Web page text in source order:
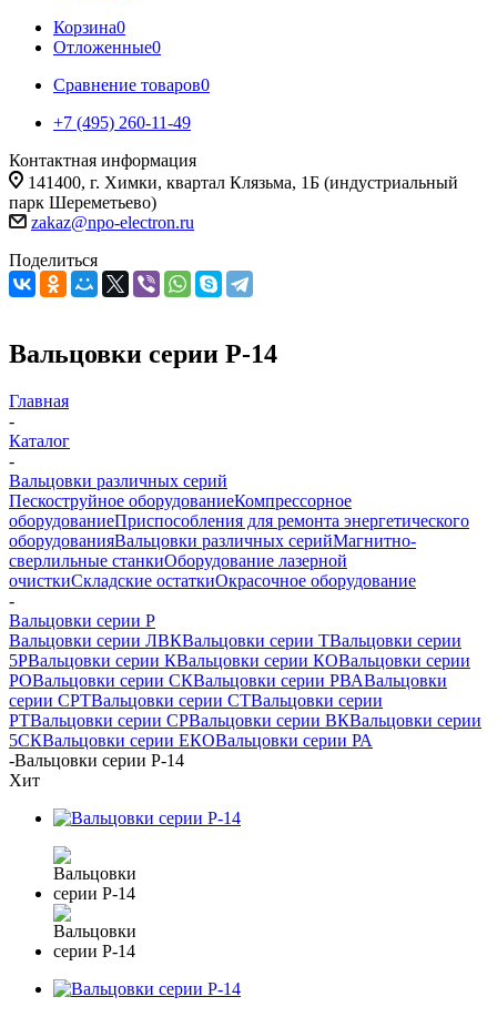
Корзина0
Отложенные0
Сравнение товаров0
+7 (495) 260-11-49
Контактная информация
141400, г. Химки, квартал Клязьма, 1Б (индустриальный
парк Шереметьево)
zakaz@npo-electron.ru
Поделиться
Вальцовки серии Р-14
Главная
-
Каталог
-
Вальцовки различных серий
Пескоструйное оборудованиеКомпрессорное
оборудованиеПриспособления для ремонта энергетического
оборудованияВальцовки различных серийМагнитно-
сверлильные станкиОборудование лазерной
очисткиСкладские остаткиОкрасочное оборудование
-
Вальцовки серии Р
Вальцовки серии ЛВКВальцовки серии ТВальцовки серии
5РВальцовки серии КВальцовки серии КОВальцовки серии
РОВальцовки серии СКВальцовки серии РВАВальцовки
серии СРТВальцовки серии СТВальцовки серии
РТВальцовки серии СРВальцовки серии ВКВальцовки серии
5СКВальцовки серии ЕКОВальцовки серии РА
-Вальцовки серии Р-14
Хит